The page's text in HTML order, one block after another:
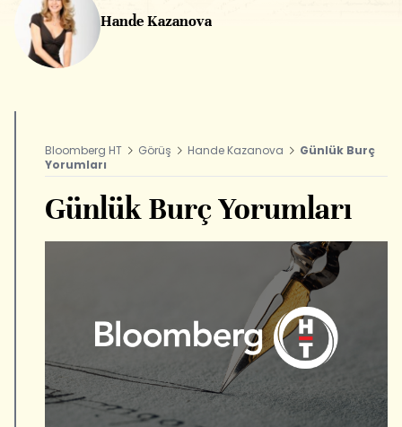
Hande Kazanova
Bloomberg HT Görüş Hande Kazanova
Günlük Burç
Yorumları
Günlük Burç Yorumları